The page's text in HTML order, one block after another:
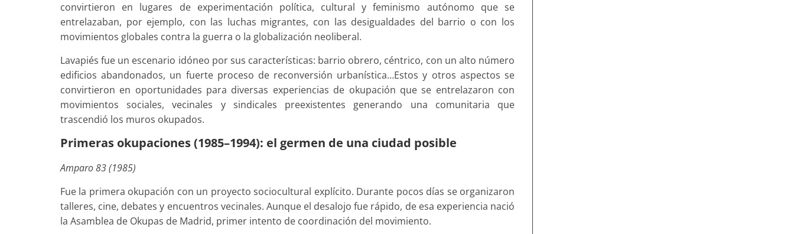
convirtieron en lugares de experimentación política, cultural y feminismo autónomo que se
entrelazaban, por ejemplo, con las luchas migrantes, con las desigualdades del barrio o con los
movimientos globales contra la guerra o la globalización neoliberal.
Lavapiés fue un escenario idóneo por sus características: barrio obrero, céntrico, con un alto número
edificios abandonados, un fuerte proceso de reconversión urbanística…Estos y otros aspectos se
convirtieron en oportunidades para diversas experiencias de okupación que se entrelazaron con
movimientos sociales, vecinales y sindicales preexistentes generando una comunitaria que
trascendió los muros okupados.
Primeras okupaciones (1985–1994): el germen de una ciudad posible
Amparo 83 (1985)
Fue la primera okupación con un proyecto sociocultural explícito. Durante pocos días se organizaron
talleres, cine, debates y encuentros vecinales. Aunque el desalojo fue rápido, de esa experiencia nació
la Asamblea de Okupas de Madrid, primer intento de coordinación del movimiento.